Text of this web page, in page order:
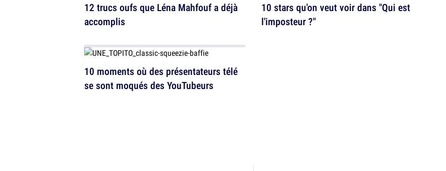
12 trucs oufs que Léna Mahfouf a déjà
accomplis
10 moments où des présentateurs télé
se sont moqués des YouTubeurs
10 stars qu'on veut voir dans "Qui est
l'imposteur ?"